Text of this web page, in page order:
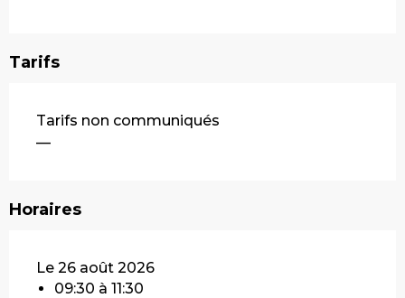
Tarifs
Tarifs non communiqués
—
Horaires
Le 26 août 2026
09:30 à 11:30